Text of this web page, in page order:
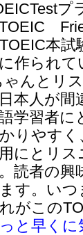
プ
本試
作られて
ゃんとリ
本人が間
学習者に
りやすく
にとリ
読者の興
す。いつ
がこの
と早く